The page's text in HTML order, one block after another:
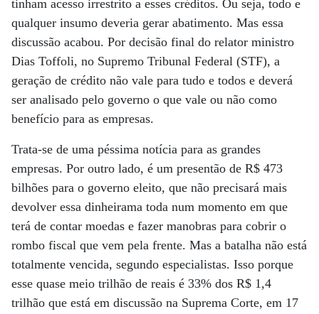
tinham acesso irrestrito a esses créditos. Ou seja, todo e
qualquer insumo deveria gerar abatimento. Mas essa
discussão acabou. Por decisão final do relator ministro
Dias Toffoli, no Supremo Tribunal Federal (STF), a
geração de crédito não vale para tudo e todos e deverá
ser analisado pelo governo o que vale ou não como
benefício para as empresas.
Trata-se de uma péssima notícia para as grandes
empresas. Por outro lado, é um presentão de R$ 473
bilhões para o governo eleito, que não precisará mais
devolver essa dinheirama toda num momento em que
terá de contar moedas e fazer manobras para cobrir o
rombo fiscal que vem pela frente. Mas a batalha não está
totalmente vencida, segundo especialistas. Isso porque
esse quase meio trilhão de reais é 33% dos R$ 1,4
trilhão que está em discussão na Suprema Corte, em 17